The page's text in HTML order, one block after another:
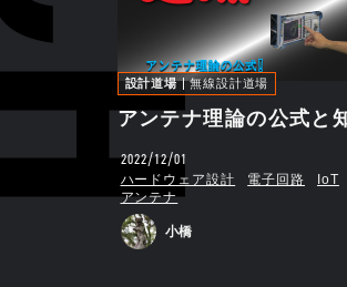
設計道場 無線設計道場
アンテナ理論の公式と
2022/12/01
ハードウェア設計 電子回路 IoT
アンテナ
小橋